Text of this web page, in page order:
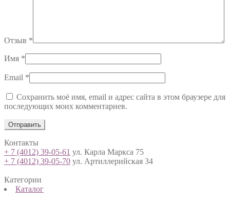
Отзыв *
Имя *
Email *
Сохранить моё имя, email и адрес сайта в этом браузере для
последующих моих комментариев.
Контакты
+ 7 (4012) 39-05-61 ул. Карла Маркса 75
+ 7 (4012) 39-05-70 ул. Артиллерийская 34
Категории
Каталог